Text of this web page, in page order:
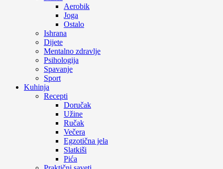
Aerobik
Joga
Ostalo
Ishrana
Dijete
Mentalno zdravlje
Psihologija
Spavanje
Sport
Kuhinja
Recepti
Doručak
Užine
Ručak
Večera
Egzotična jela
Slatkiši
Pića